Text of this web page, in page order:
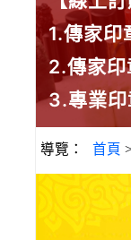
1.傳家印
2.傳家
3.專業印
導覽： 首頁